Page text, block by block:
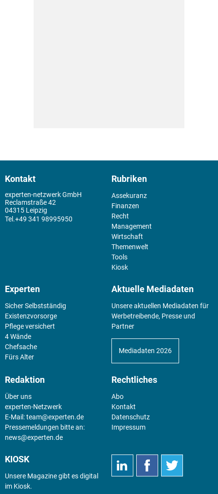
Kontakt
experten-netzwerk GmbH
Reclamstraße 42
04315 Leipzig
+49 341 98995950
Rubriken
Assekuranz
Finanzen
Recht
Management
Wirtschaft
Themenwelt
Tools
Kiosk
Experten
Sicher Selbstständig
Existenz­vorsorge
Pflege versichert
4 Wände
Chefsache
Fürs Alter
Aktuelle Mediadaten
Unsere aktuellen Mediadaten für
Werbetreibende, Presse und
Partner
Mediadaten 2026
Redaktion
Über uns
experten-Netzwerk
E-Mail:team@experten.de
Pressemeldungen bitte an:
news@experten.de
Rechtliches
Abo
Kontakt
Datenschutz
Impressum
KIOSK
Unsere Magazine gibt es digital
im Kiosk.